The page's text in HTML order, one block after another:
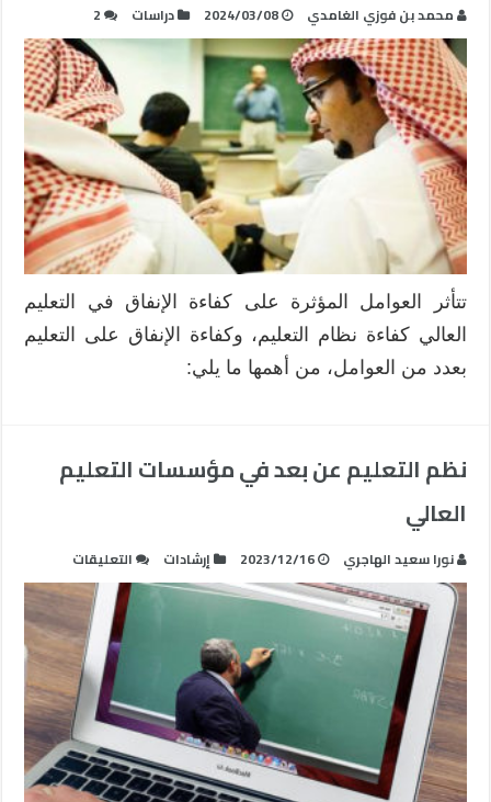
محمد بن فوزي الغامدي 2024/03/08 دراسات 2
تتأثر العوامل المؤثرة على كفاءة الإنفاق في التعليم
العالي كفاءة نظام التعليم، وكفاءة الإنفاق على التعليم
بعدد من العوامل، من أهمها ما يلي:
نظم التعليم عن بعد في مؤسسات التعليم
العالي
نورا سعيد الهاجري 2023/12/16 إرشادات التعليقات
نظم
التعليم
عن
بعد
في
مؤسسات
التعليم
العالي
مغلقة